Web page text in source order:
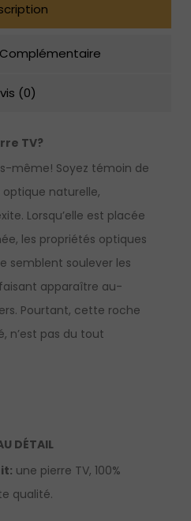
(0)
TV?
même! Soyez témoin de
naturelle,
Lorsqu’elle est placée
les propriétés optiques
semblent soulever les
apparaître au-
Pourtant, cette roche
n’est pas du tout
DÉTAIL
une pierre TV, 100%
qualité.